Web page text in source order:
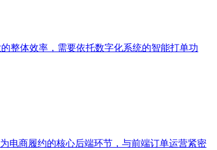
整体效率，需要依托数字化系统的智能打单功
电商履约的核心后端环节，与前端订单运营紧密